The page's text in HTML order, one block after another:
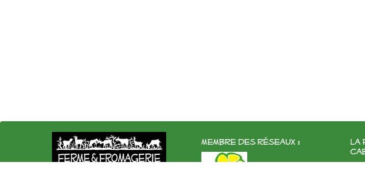
membre des réseaux :
La